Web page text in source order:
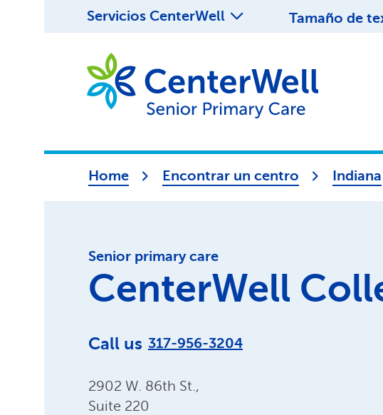
Servicios CenterWell Tamaño de
Home Encontrar un centro Indiana
Senior primary care
CenterWell
Call us 317-956-3204
2902 W. 86th St.,
Suite 220